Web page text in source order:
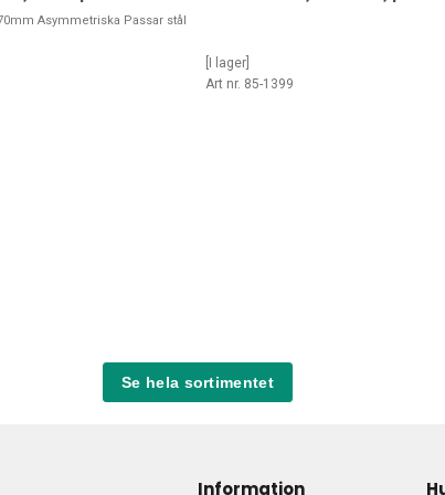
Asymmetriska Passar stål
[I lager]
Art nr. 85-1399
Se hela sortimentet
Information